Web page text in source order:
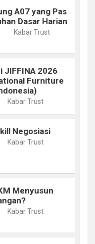
A07 yang Pas
Dasar Harian
Kabar Trust
JIFFINA 2026
Furniture
Kabar Trust
Negosiasi
Kabar Trust
Menyusun
Kabar Trust